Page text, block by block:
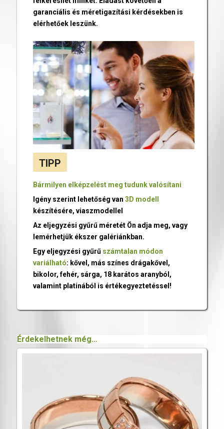
garanciális és méretigazítási kérdésekben is
elérhetőek leszünk.
TIPP
Bármilyen elképzelést meg tudunk valósítani
Igény szerint lehetőség van 3D modell
készítésére, viaszmodellel
Az eljegyzési gyűrű méretét Ön adja meg, vagy
lemérhetjük ékszer galériánkban.
Egy eljegyzési gyűrű számtalan módon
variálható: kővel, más színes drágakővel,
bikolor, fehér, sárga, 18 karátos aranyból,
valamint platinából is értékegyeztetéssel!
Érdekelhetnek még…